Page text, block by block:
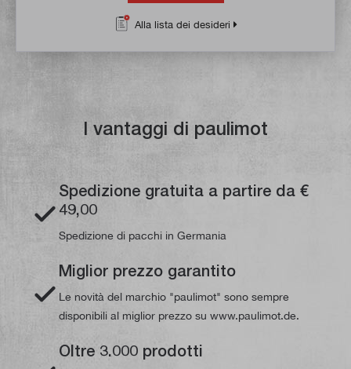
Alla lista dei desideri
I vantaggi di paulimot
Spedizione gratuita a partire da €
49,00
Spedizione di pacchi in Germania
Miglior prezzo garantito
Le novità del marchio "paulimot" sono sempre
disponibili al miglior prezzo su www.paulimot.de.
Oltre 3.000 prodotti